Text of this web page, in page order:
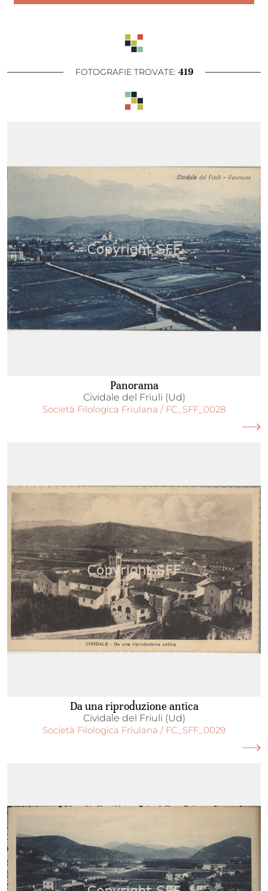
FOTOGRAFIE TROVATE: 419
Panorama
Cividale del Friuli (Ud)
Società Filologica Friulana / FC_SFF_0028
Da una riproduzione antica
Cividale del Friuli (Ud)
Società Filologica Friulana / FC_SFF_0029